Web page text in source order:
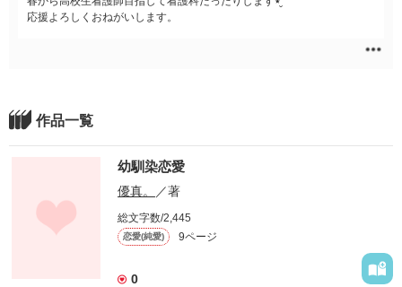
応援よろしくおねがいします。
作品一覧
幼馴染恋愛
優真。 ／著
総文字数/2,445
恋愛(純愛) 9ページ
0